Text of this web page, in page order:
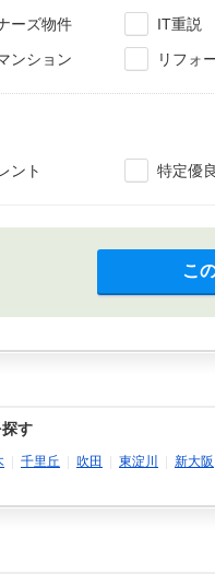
ーズ物件
IT重説
ンション
リフォ
ント 特定優
こ
す
千里丘 吹田 東淀川 新大阪